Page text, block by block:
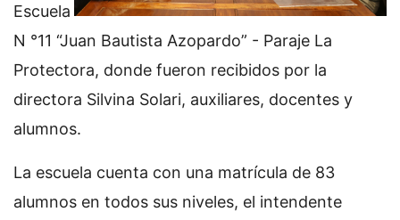
Escuela
N °11 “Juan Bautista Azopardo” - Paraje La
Protectora, donde fueron recibidos por la
directora Silvina Solari, auxiliares, docentes y
alumnos.
La escuela cuenta con una matrícula de 83
alumnos en todos sus niveles, el intendente